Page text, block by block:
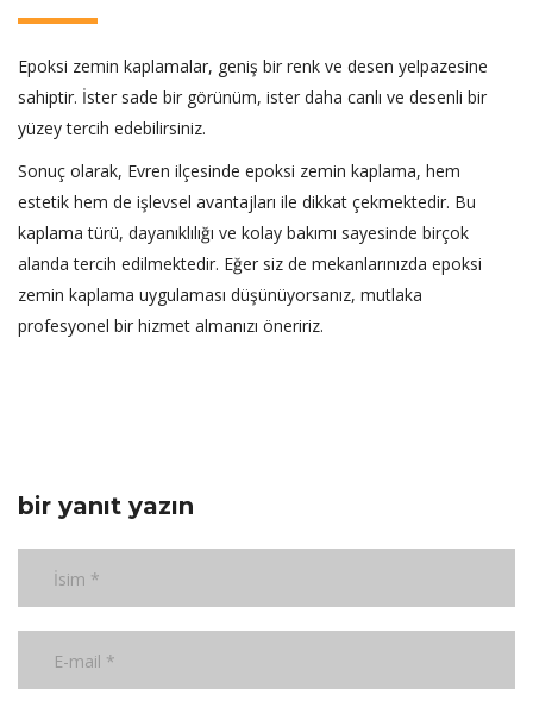
Epoksi zemin kaplamalar, geniş bir renk ve desen yelpazesine
sahiptir. İster sade bir görünüm, ister daha canlı ve desenli bir
yüzey tercih edebilirsiniz.
Sonuç olarak, Evren ilçesinde epoksi zemin kaplama, hem
estetik hem de işlevsel avantajları ile dikkat çekmektedir. Bu
kaplama türü, dayanıklılığı ve kolay bakımı sayesinde birçok
alanda tercih edilmektedir. Eğer siz de mekanlarınızda epoksi
zemin kaplama uygulaması düşünüyorsanız, mutlaka
profesyonel bir hizmet almanızı öneririz.
bir yanıt yazın